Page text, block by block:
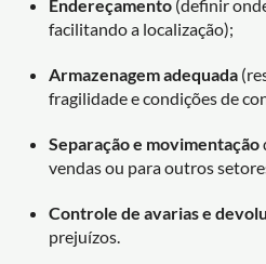
Endereçamento (definir
facilitando a localização);
Armazenagem adequada
fragilidade e condições de
Separação e movimentação
vendas ou para outros
Controle de avarias e
prejuízos.